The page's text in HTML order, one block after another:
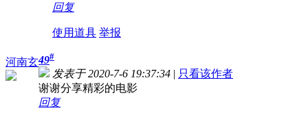
回复
使用道具 举报
河南玄49#
发表于 2020-7-6 19:37:34 | 只看该作者
谢谢分享精彩的电影
回复